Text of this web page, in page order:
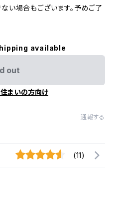
い場合もございます。予めご了
available
out
まいの方向け
通報する
(11)